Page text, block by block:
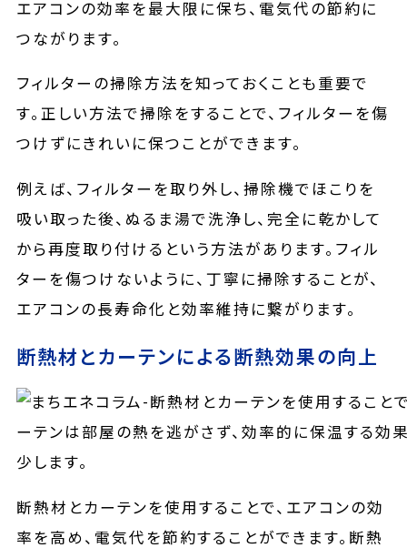
エアコンの効率を最大限に保ち、電気代の節約に
つながります。
フィルターの掃除方法を知っておくことも重要で
す。正しい方法で掃除をすることで、フィルターを傷
つけずにきれいに保つことができます。
例えば、フィルターを取り外し、掃除機でほこりを
吸い取った後、ぬるま湯で洗浄し、完全に乾かして
から再度取り付けるという方法があります。フィル
ターを傷つけないように、丁寧に掃除することが、
エアコンの長寿命化と効率維持に繋がります。
断熱材とカーテンによる断熱効果の向上
断熱材とカーテンを使用することで、エアコンの効
率を高め、電気代を節約することができます。断熱